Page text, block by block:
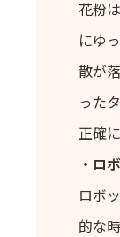
花粉
にゆ
散が
った
正確
・ロ
ロボ
的な